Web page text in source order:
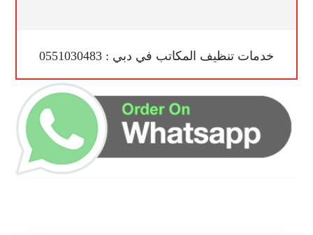
خدمات تنظيف المكاتب في دبي : 0551030483